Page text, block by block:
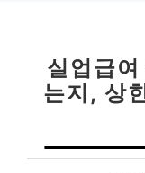
실업급
는지, 상